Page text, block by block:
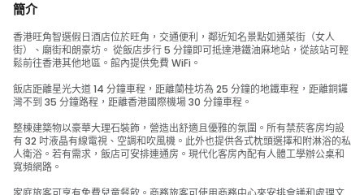
簡介
香港旺角智選假日酒店位於旺角，交通便利，鄰近知名景點如通菜街（女人
街）、廟街和朗豪坊。 從飯店步行 5 分鐘即可抵達港鐵油麻地站，從該站可輕
鬆前往香港其他地區。館內提供免費 WiFi。
飯店距離星光大道 14 分鐘車程，距離蘭桂坊為 25 分鐘的地鐵車程，距離銅鑼
灣不到 35 分鐘路程，距離香港國際機場 30 分鐘車程。
整棟建築物以豪華大理石裝飾，營造出舒適且優雅的氛圍。所有禁菸客房均設
有 32 吋液晶有線電視、空調和吹風機。此外也提供各式枕頭選擇和附淋浴的私
人衛浴。若有需求，飯店可安排連通房。現代化客房內配有人體工學辦公桌和
寬頻網路。